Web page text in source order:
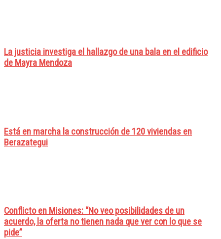
La justicia investiga el hallazgo de una bala en el edificio
de Mayra Mendoza
Está en marcha la construcción de 120 viviendas en
Berazategui
Conflicto en Misiones: “No veo posibilidades de un
acuerdo, la oferta no tienen nada que ver con lo que se
pide”